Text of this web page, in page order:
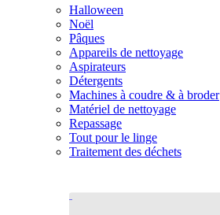
Halloween
Noël
Pâques
Appareils de nettoyage
Aspirateurs
Détergents
Machines à coudre & à broder
Matériel de nettoyage
Repassage
Tout pour le linge
Traitement des déchets